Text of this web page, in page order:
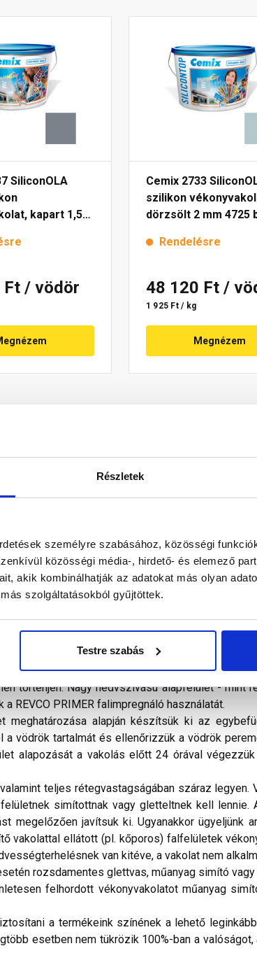
Részletek
személyre szabásához, közösségi
közösségi média-, hirdető- és elemező
akik kombinálhatják az adatokat más olyan
szolgáltatásokból gyűjtöttek.
Testre szabás
SiliconOLA
kapart 1,5
Ft / vödör
Cemix 2733
szilikon
dörzsölt 2 mm 4725
Rendelésre
48 120 Ft /
1 925 Ft / kg
Megnézem
kapcsolatban. Kérjük, figyelmesen olvassa
vízzel hígítható, műgyanta
és az UV-sugárzást elnyelő, mikro-organikus
díszítésére, valamint homlokzati
ezért utórendelésnél, illetve különböző
anyagot használjon, vagy a különböző
történjen. Nagy nedvszívású alapfelület - mint
REVCO PRIMER falimpregnáló használatát.
meghatározása alapján készítsük ki az
vödrök tartalmát és ellenőrizzük a vödrök
alapozását a vakolás előtt 24 órával
teljes rétegvastagságában száraz
simítottnak vagy gletteltnek kell lennie.
megelőzően javítsuk ki. Ugyanakkor ügyeljünk
vakolattal ellátott (pl. kőporos) falfelületek
van kitéve, a vakolat nem
rozsdamentes glettvas, műanyag simító
felhordott vékonyvakolatot műanyag
a termékeink színének a lehető
esetben nem tükrözik 100%-ban a